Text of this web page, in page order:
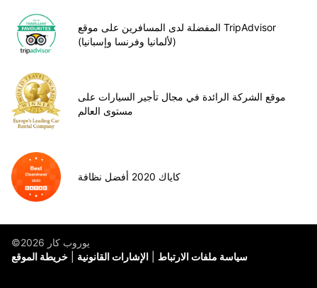
المفضلة لدى المسافرين على موقع TripAdvisor
(لألمانيا وفرنسا وإسبانيا)
موقع الشركة الرائدة في مجال تأجير السيارات على
مستوى العالم
كاياك 2020 أفضل نظافة
©يوروب كار 2026
خريطة الموقع
الإشارات القانونية سياسة ملفات الارتباط